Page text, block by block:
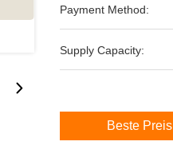
Payment Method:
Supply Capacity:
Beste Preis